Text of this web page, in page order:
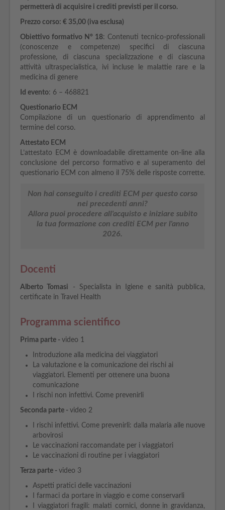
permetterà di acquisire i crediti previsti per il corso.
Prezzo corso: € 35,00 (iva esclusa)
Obiettivo formativo N° 18: Contenuti tecnico-professionali
(conoscenze e competenze) specifici di ciascuna
professione, di ciascuna specializzazione e di ciascuna
attività ultraspecialistica, ivi incluse le malattie rare e la
medicina di genere
Id evento: 6 – 468821
Questionario ECM
Compilazione di un questionario di apprendimento al
termine del corso.
Attestato ECM
L’attestato ECM è downloadabile direttamente on-line alla
conclusione del percorso formativo e al superamento del
questionario ECM con almeno il 75% delle risposte corrette.
Non hai conseguito i crediti ECM per questo corso
nei precedenti anni?
Allora puoi procedere all'acquisto e iniziare subito
la tua formazione con crediti ECM per l'anno
2026.
Docenti
Alberto Tomasi - Specialista in Igiene e sanità pubblica,
certificate in Travel Health
Programma scientifico
Prima parte - video 1
Introduzione alla medicina dei viaggiatori
La valutazione e la comunicazione dei rischi ai
viaggiatori. Elementi per ottenere una buona
comunicazione
I rischi non infettivi. Come prevenirli
Seconda parte - video 2
I rischi infettivi. Come prevenirli: dalla malaria alle nuove
arbovirosi
Le vaccinazioni raccomandate per i viaggiatori
Le vaccinazioni di routine per i viaggiatori
Terza parte - video 3
Aspetti pratici delle vaccinazioni
I farmaci da portare in viaggio e come conservarli
I viaggiatori fragili: malati cornici, donne in gravidanza,